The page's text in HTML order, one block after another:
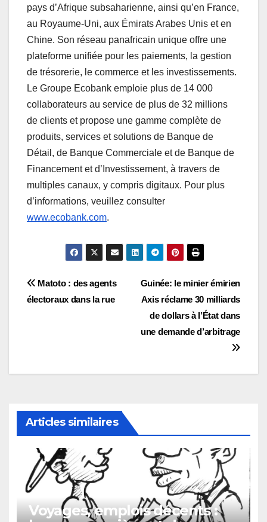
pays d’Afrique subsaharienne, ainsi qu’en France,
au Royaume-Uni, aux Émirats Arabes Unis et en
Chine. Son réseau panafricain unique offre une
plateforme unifiée pour les paiements, la gestion
de trésorerie, le commerce et les investissements.
Le Groupe Ecobank emploie plus de 14 000
collaborateurs au service de plus de 32 millions
de clients et propose une gamme complète de
produits, services et solutions de Banque de
Détail, de Banque Commerciale et de Banque de
Financement et d’Investissement, à travers de
multiples canaux, y compris digitaux. Pour plus
d’informations, veuillez consulter
www.ecobank.com.
Navigation
Guinée: le minier émirien
Axis réclame 30 milliards
de dollars à l’État dans
une demande d’arbitrage
Matoto : des agents
électoraux dans la rue
Articles similaires
Voyages, emplois décents :